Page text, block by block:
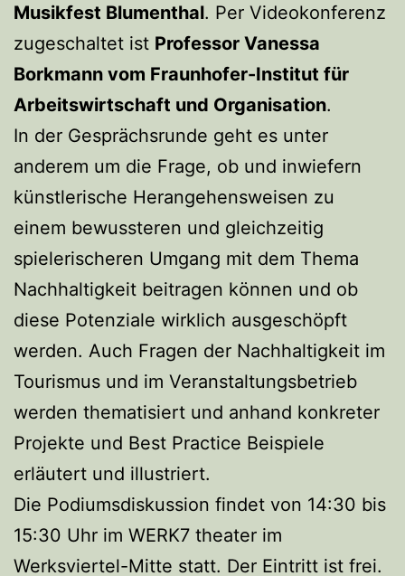
Musikfest Blumenthal. Per Videokonferenz
zugeschaltet ist Professor Vanessa
Borkmann vom Fraunhofer-Institut für
Arbeitswirtschaft und Organisation.
In der Gesprächsrunde geht es unter
anderem um die Frage, ob und inwiefern
künstlerische Herangehensweisen zu
einem bewussteren und gleichzeitig
spielerischeren Umgang mit dem Thema
Nachhaltigkeit beitragen können und ob
diese Potenziale wirklich ausgeschöpft
werden. Auch Fragen der Nachhaltigkeit im
Tourismus und im Veranstaltungsbetrieb
werden thematisiert und anhand konkreter
Projekte und Best Practice Beispiele
erläutert und illustriert.
Die Podiumsdiskussion findet von 14:30 bis
15:30 Uhr im WERK7 theater im
Werksviertel-Mitte statt. Der Eintritt ist frei.